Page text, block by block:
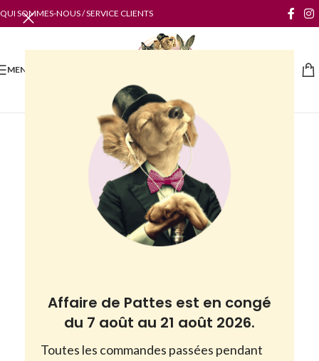
Affaire de Pattes est en congé
du 7 août au 21 août 2026.
Toutes les commandes passées pendant
QUI SOMMES-NOUS / SERVICE CLIENTS
MENU